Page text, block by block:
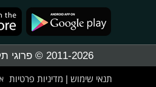
2011-2026 © פרוגי תקשורת בע"מ
תנאי שימוש מדיניות פרטיות